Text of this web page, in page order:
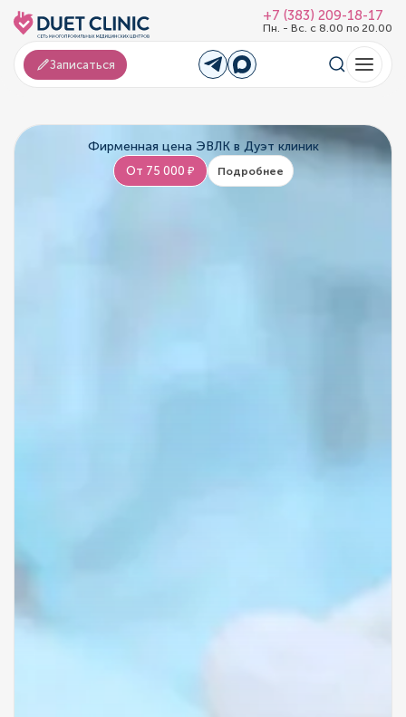
+7 (383) 209-18-17
Пн. - Вс. с 8.00 по 20.00
Записаться
Фирменная цена ЭВЛК в Дуэт клиник
От 75 000 ₽ Подробнее